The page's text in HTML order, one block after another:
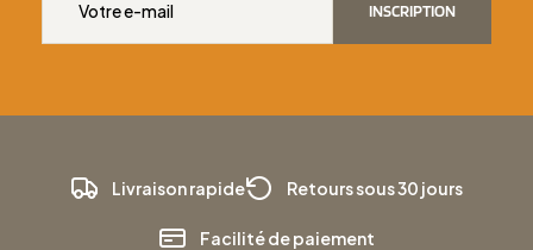
INSCRIPTION
Livraison rapide Retours sous 30 jours
Facilité de paiement